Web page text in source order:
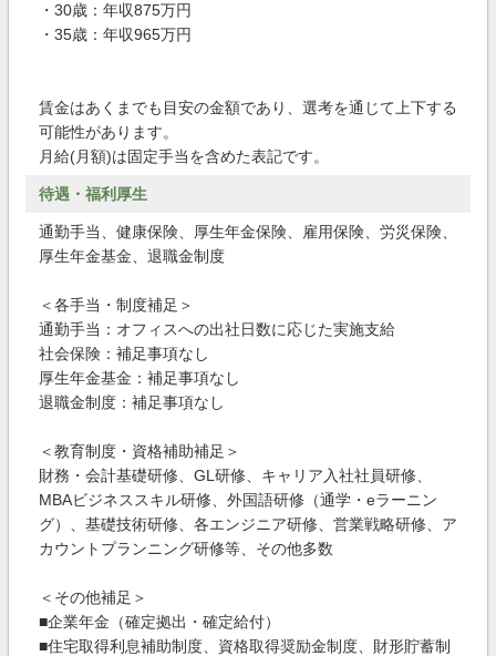
・30歳：年収875万円
・35歳：年収965万円
賃金はあくまでも目安の金額であり、選考を通じて上下する
可能性があります。
月給(月額)は固定手当を含めた表記です。
待遇・福利厚生
通勤手当、健康保険、厚生年金保険、雇用保険、労災保険、
厚生年金基金、退職金制度
＜各手当・制度補足＞
通勤手当：オフィスへの出社日数に応じた実施支給
社会保険：補足事項なし
厚生年金基金：補足事項なし
退職金制度：補足事項なし
＜教育制度・資格補助補足＞
財務・会計基礎研修、GL研修、キャリア入社社員研修、
MBAビジネススキル研修、外国語研修（通学・eラーニン
グ）、基礎技術研修、各エンジニア研修、営業戦略研修、ア
カウントプランニング研修等、その他多数
＜その他補足＞
■企業年金（確定拠出・確定給付）
■住宅取得利息補助制度、資格取得奨励金制度、財形貯蓄制